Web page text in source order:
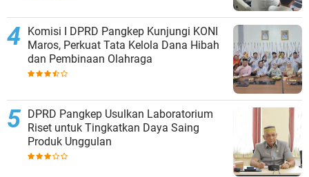
Komisi I DPRD Pangkep Kunjungi KONI
Maros, Perkuat Tata Kelola Dana Hibah
dan Pembinaan Olahraga
DPRD Pangkep Usulkan Laboratorium
Riset untuk Tingkatkan Daya Saing
Produk Unggulan